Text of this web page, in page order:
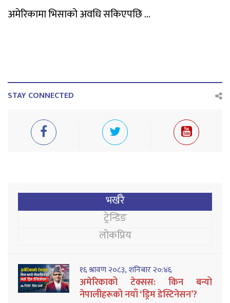
अमेरिकामा भिसाको अवधि सकिएपछि ...
STAY CONNECTED
भर्खरै
ट्रेन्डिङ
लोकप्रिय
१६ श्रावण २०८३, शनिबार २०:४६
अमेरिकाको टेक्सस: किन बन्यो
नेपालीहरूको नयाँ ‘ड्रिम डेस्टिनेसन’?